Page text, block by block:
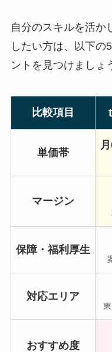
自分のスキルを活か
したい方は、以下の
ントを見つけましょ
比較項目
単価帯
マージン
保障・福利厚生
対応エリア
おすすめ度